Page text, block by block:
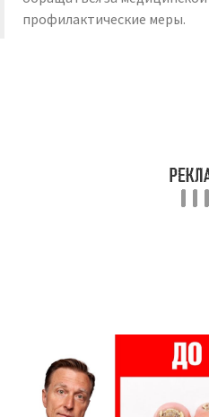
профилактические меры.